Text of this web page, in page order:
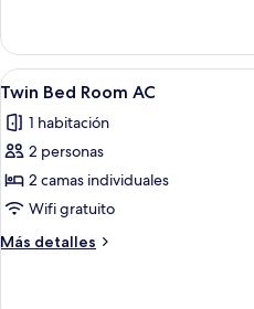
Room
AC
Abrir
todas
las
fotos
de
Twin
Bed
Room
6
Twin Bed Room AC
1 habitación
2 personas
2 camas individuales
Wifi gratuito
Más detalles
Más